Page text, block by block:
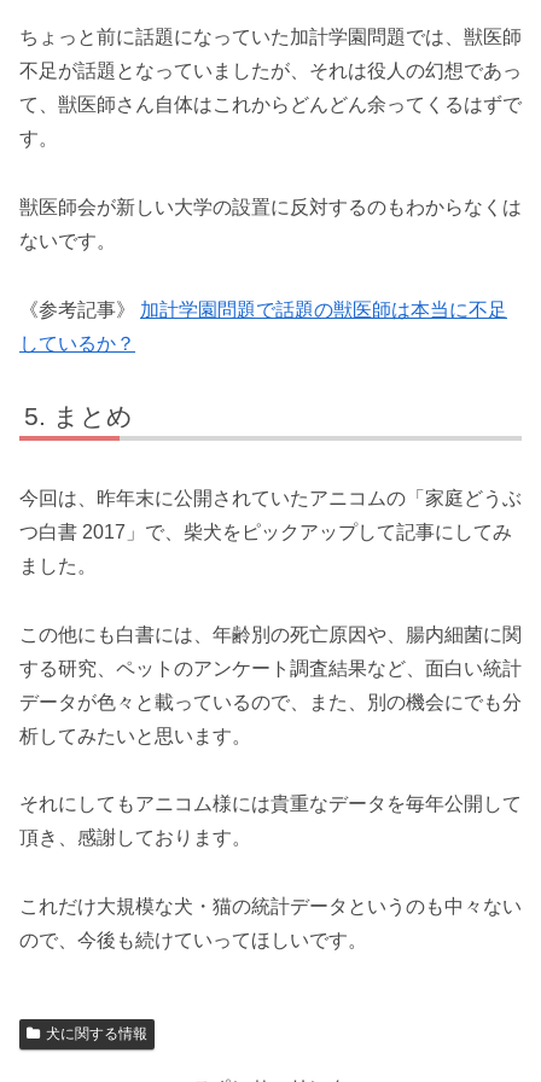
ちょっと前に話題になっていた加計学園問題では、獣医師
不足が話題となっていましたが、それは役人の幻想であっ
て、獣医師さん自体はこれからどんどん余ってくるはずで
す。
獣医師会が新しい大学の設置に反対するのもわからなくは
ないです。
《参考記事》 加計学園問題で話題の獣医師は本当に不足
しているか？
まとめ
今回は、昨年末に公開されていたアニコムの「家庭どうぶ
つ白書 2017」で、柴犬をピックアップして記事にしてみ
ました。
この他にも白書には、年齢別の死亡原因や、腸内細菌に関
する研究、ペットのアンケート調査結果など、面白い統計
データが色々と載っているので、また、別の機会にでも分
析してみたいと思います。
それにしてもアニコム様には貴重なデータを毎年公開して
頂き、感謝しております。
これだけ大規模な犬・猫の統計データというのも中々ない
ので、今後も続けていってほしいです。
犬に関する情報